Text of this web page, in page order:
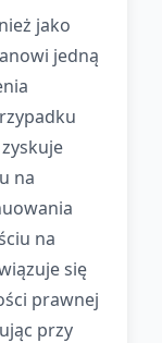
jako
jedną
na
na
się
prawnej
przy